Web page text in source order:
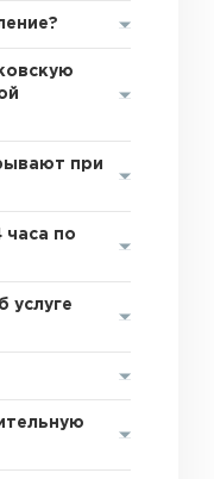
при
часа по
услуге